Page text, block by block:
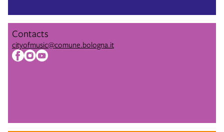
Contacts
cityofmusic@comune.bologna.it